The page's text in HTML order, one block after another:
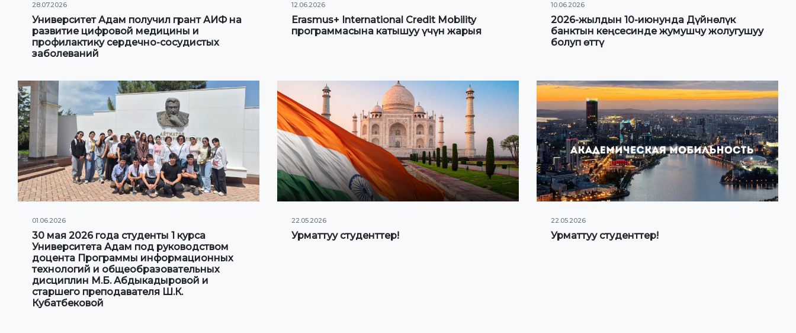
28.07.2026
Университет Адам получил грант АИФ на
развитие цифровой медицины и
профилактику сердечно-сосудистых
заболеваний
12.06.2026
Erasmus+ International Credit Mobility
программасына катышуу үчүн жарыя
10.06.2026
2026-жылдын 10-июнунда Дүйнөлүк
банктын кеңсесинде жумушчу жолугушуу
болуп өттү
01.06.2026
30 мая 2026 года студенты 1 курса
Университета Адам под руководством
доцента Программы информационных
технологий и общеобразовательных
дисциплин М.Б. Абдыкадыровой и
старшего преподавателя Ш.К.
Кубатбековой
22.05.2026
Урматтуу студенттер!
22.05.2026
Урматтуу студенттер!